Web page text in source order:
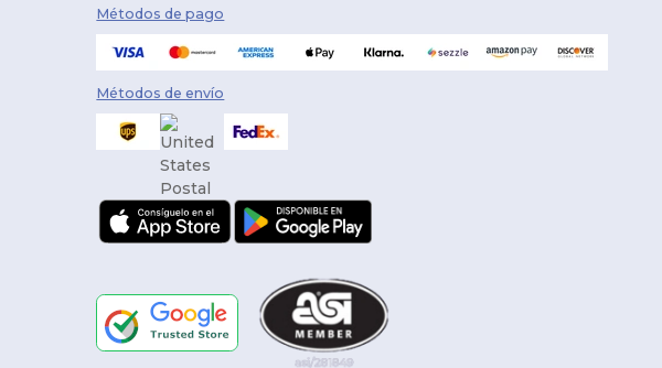
Métodos de pago
Métodos de envío